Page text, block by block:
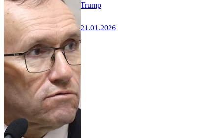
Trump
21.01.2026